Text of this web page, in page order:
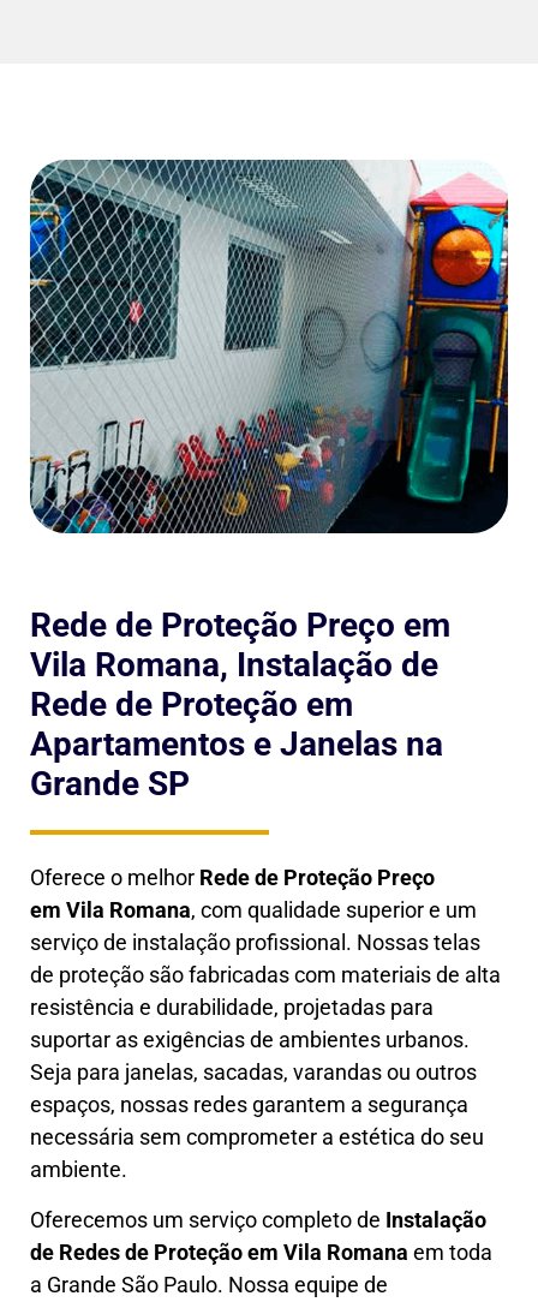
Rede de Proteção Preço em
Vila Romana, Instalação de
Rede de Proteção em
Apartamentos e Janelas na
Grande SP
Oferece o melhor Rede de Proteção Preço
em Vila Romana, com qualidade superior e um
serviço de instalação profissional. Nossas telas
de proteção são fabricadas com materiais de alta
resistência e durabilidade, projetadas para
suportar as exigências de ambientes urbanos.
Seja para janelas, sacadas, varandas ou outros
espaços, nossas redes garantem a segurança
necessária sem comprometer a estética do seu
ambiente.
Oferecemos um serviço completo de Instalação
de Redes de Proteção em Vila Romana em toda
a Grande São Paulo. Nossa equipe de